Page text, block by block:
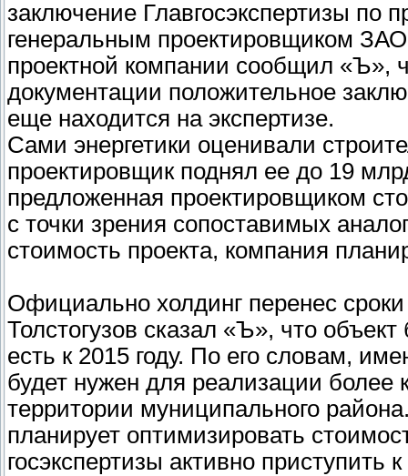
заключение Главгосэкспертизы по
генеральным проектировщиком
проектной компании сообщил «Ъ»,
документации положительное
еще находится на экспертизе.
Сами энергетики оценивали
проектировщик поднял ее до 19
предложенная проектировщиком
с точки зрения сопоставимых
стоимость проекта, компания
Официально холдинг перенес
Толстогузов сказал «Ъ», что
есть к 2015 году. По его словам,
будет нужен для реализации более
территории муниципального
планирует оптимизировать
госэкспертизы активно приступить